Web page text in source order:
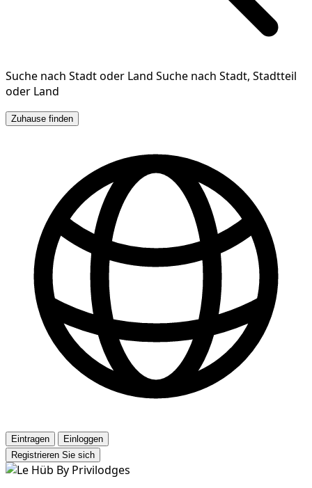
Suche nach Stadt oder Land Suche nach Stadt, Stadtteil
oder Land
Zuhause finden
Eintragen
Einloggen
Registrieren Sie sich